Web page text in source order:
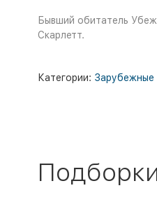
Бывший обитатель
Скарлетт.
Категории: Зарубежные